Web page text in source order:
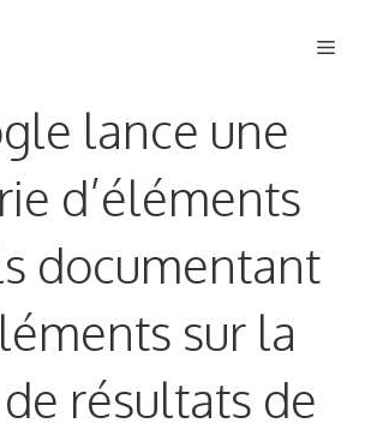
lance une
d’éléments
documentant
sur la
résultats de